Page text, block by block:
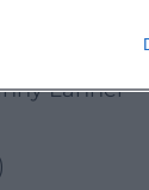
Lanner